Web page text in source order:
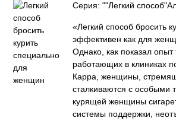
Серия: ""Легкий
«Легкий способ бросить
эффективен как для
Однако, как показал опыт
работающих в клиниках
Карра, женщины,
сталкиваются с особыми
курящей женщины
системы поддержки,